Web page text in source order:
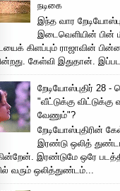
நடிகை
இந்த வார
இடைவெளியின் பின்
கிளப்பும் ராஜாவின்
கேள்வி இதுதான்.
றேடியோஸ்புதிர் 28 -
"வீட்டுக்கு விட்டுக்கு
வேணும்"?
றேடியோஸ்புதிரின்
இரண்டு ஒலித்
இரண்டுமே ஒரே
வரும் ஒலித்துண்டம்...